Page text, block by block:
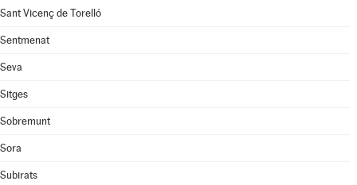
Sant Vicenç de Torelló
Sentmenat
Seva
Sitges
Sobremunt
Sora
Subirats